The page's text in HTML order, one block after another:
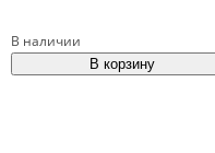
В наличии